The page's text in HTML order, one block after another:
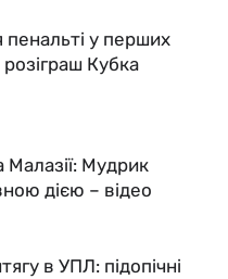
пенальті у перших
Кубка
Малазії: Мудрик
дією – відео
в УПЛ: підопічні